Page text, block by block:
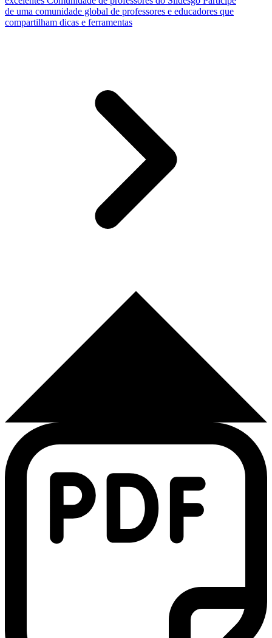
de uma comunidade global de professores e educadores que
compartilham dicas e ferramentas